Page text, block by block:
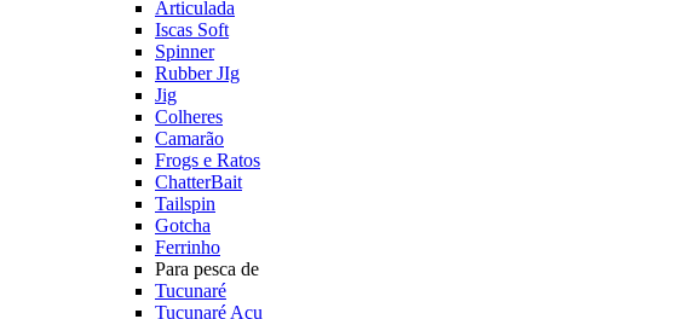
Articulada
Iscas Soft
Spinner
Rubber JIg
Jig
Colheres
Camarão
Frogs e Ratos
ChatterBait
Tailspin
Gotcha
Ferrinho
Para pesca de
Tucunaré
Tucunaré Açu